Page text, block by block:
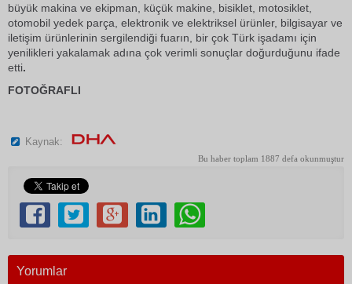
büyük makina ve ekipman, küçük makine, bisiklet, motosiklet,
otomobil yedek parça, elektronik ve elektriksel ürünler, bilgisayar ve
iletişim ürünlerinin sergilendiği fuarın, bir çok Türk işadamı için
yenilikleri yakalamak adına çok verimli sonuçlar doğurduğunu ifade
etti.
FOTOĞRAFLI
Kaynak:
Bu haber toplam 1887 defa okunmuştur
Yorumlar